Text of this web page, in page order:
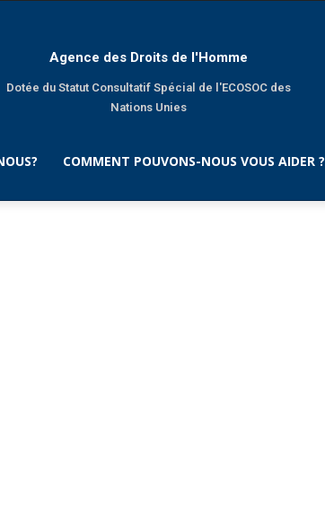
Agence des Droits de l'Homme
Dotée du Statut Consultatif Spécial de l'ECOSOC des
Nations Unies
COMMENT POUVONS-NOUS VOUS AIDER ?